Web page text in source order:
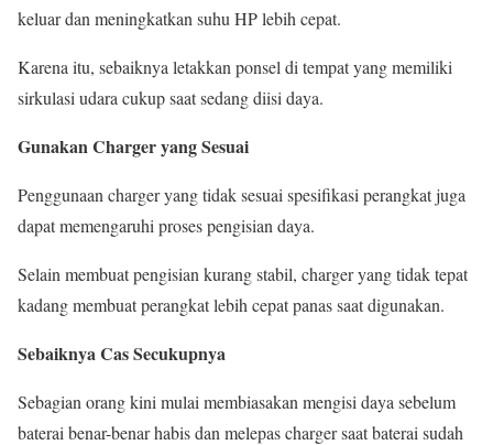
keluar dan meningkatkan suhu HP lebih cepat.
Karena itu, sebaiknya letakkan ponsel di tempat yang memiliki
sirkulasi udara cukup saat sedang diisi daya.
Gunakan Charger yang Sesuai
Penggunaan charger yang tidak sesuai spesifikasi perangkat juga
dapat memengaruhi proses pengisian daya.
Selain membuat pengisian kurang stabil, charger yang tidak tepat
kadang membuat perangkat lebih cepat panas saat digunakan.
Sebaiknya Cas Secukupnya
Sebagian orang kini mulai membiasakan mengisi daya sebelum
baterai benar-benar habis dan melepas charger saat baterai sudah